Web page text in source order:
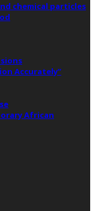
chemical particles
Accurately”
African